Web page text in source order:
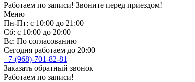
Работаем по записи! Звоните перед приездом!
Меню
Пн-Пт: с 10:00 до 21:00
Сб: с 10:00 до 20:00
Вс: По согласованию
Сегодня работаем до 20:00
+7-(968)-701-82-81
Заказать обратный звонок
Работаем по записи!